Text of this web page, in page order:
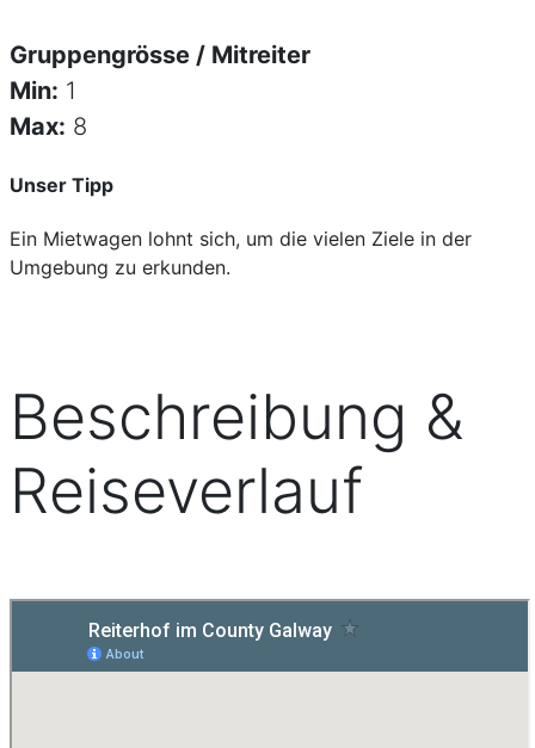
Gruppengrösse / Mitreiter
Min: 1
Max: 8
Unser Tipp
Ein Mietwagen lohnt sich, um die vielen Ziele in der
Umgebung zu erkunden.
Beschreibung &
Reiseverlauf